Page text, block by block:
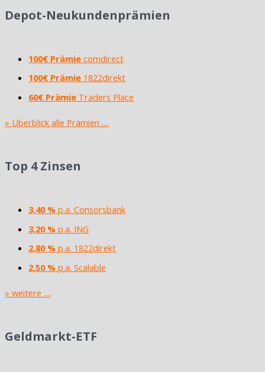
Depot-Neukundenprämien
100€ Prämie comdirect
100€ Prämie 1822direkt
60€ Prämie Traders Place
» Überblick alle Prämien ....
Top 4 Zinsen
3,40 % p.a. Consorsbank
3,20 % p.a. ING
2,80 % p.a. 1822direkt
2,50 % p.a. Scalable
» weitere ....
Geldmarkt-ETF